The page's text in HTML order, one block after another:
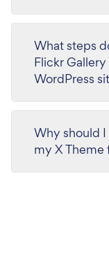
What steps
Flickr
WordPress
Why should I
my X Theme